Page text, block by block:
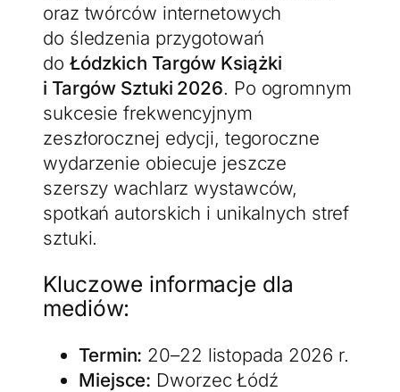
oraz twórców internetowych
do śledzenia przygotowań
do Łódzkich Targów Książki
i Targów Sztuki 2026. Po ogromnym
sukcesie frekwencyjnym
zeszłorocznej edycji, tegoroczne
wydarzenie obiecuje jeszcze
szerszy wachlarz wystawców,
spotkań autorskich i unikalnych stref
sztuki.
Kluczowe informacje dla
mediów:
Termin: 20–22 listopada 2026 r.
Miejsce: Dworzec Łódź